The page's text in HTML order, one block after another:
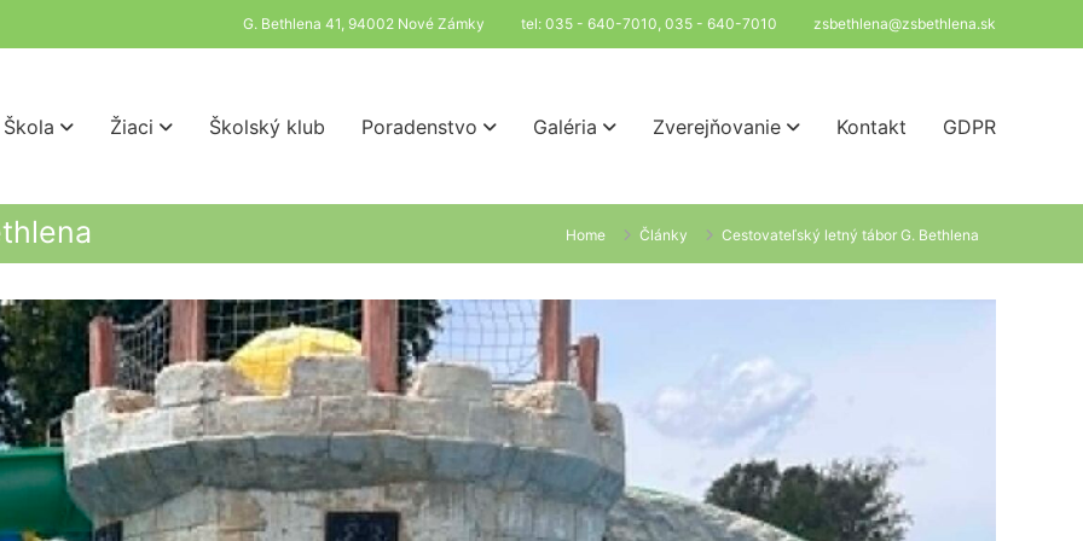
G. Bethlena 41, 94002 Nové Zámky tel: 035 - 640-7010, 035 - 640-7010 zsbethlena@zsbethlena.sk
Škola Žiaci Školský klub Poradenstvo Galéria Zverejňovanie Kontakt GDPR
Home Články Cestovateľský letný tábor G. Bethlena